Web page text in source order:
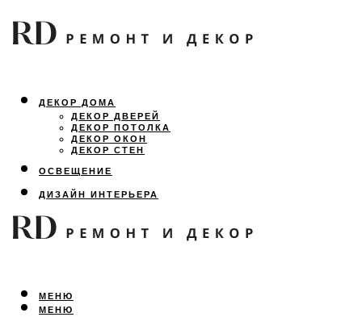
ДЕКОР ДОМА
ДЕКОР ДВЕРЕЙ
ДЕКОР ПОТОЛКА
ДЕКОР ОКОН
ДЕКОР СТЕН
ОСВЕЩЕНИЕ
ДИЗАЙН ИНТЕРЬЕРА
ЛАНДШАФТНЫЙ ДИЗАЙН
ВСЕ ПРО РЕМОНТ
МЕНЮ
МЕНЮ